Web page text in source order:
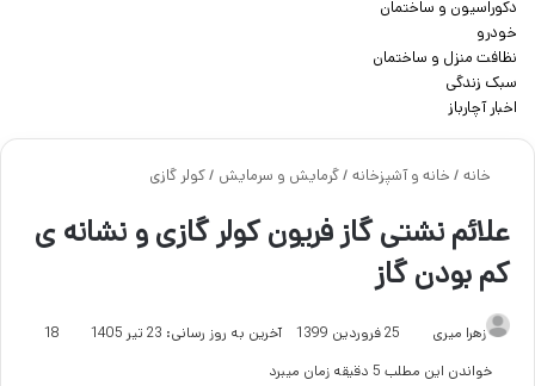
دکوراسیون و ساختمان
خودرو
نظافت منزل و ساختمان
سبک زندگی
اخبار آچارباز
خانه / خانه و آشپزخانه /گرمایش و سرمایش /کولر گازی
علائم نشتی گاز فریون کولر گازی و نشانه ی
کم بودن گاز
زهرا میری 25 فروردین 1399 آخرین به روز رسانی: 23 تیر 1405
18
خواندن این مطلب 5 دقیقه زمان میبرد